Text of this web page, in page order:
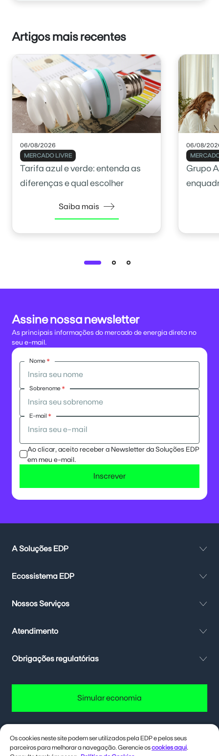
Quer até 40% de desconto na conta
Artigos mais recentes
06/08/2026
MERCADO LIVRE
Tarifa azul e verde: entenda as
diferenças e qual escolher
Saiba mais
06/08/
Grupo
Assine nossa newsletter
As principais informações do mercado de energia direto no
seu e-mail.
Nome *
Sobrenome *
E-mail *
Ao clicar, aceito receber a Newsletter da Soluções EDP
em meu e-mail.
Inscrever
A Soluções EDP
Ecossistema EDP
Nossos Serviços
Atendimento
Obrigações regulatórias
Simular economia
Os cookies neste site podem ser utilizados pela EDP e pelos seus
parceiros para melhorar a navegação. Gerencie oscookies aqui.